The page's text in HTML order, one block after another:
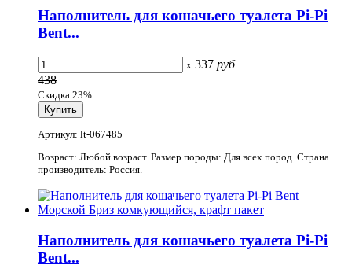
Наполнитель для кошачьего туалета Pi-Pi
Bent...
x 337 руб
438
Скидка 23%
Артикул: lt-067485
Возраст: Любой возраст. Размер породы: Для всех пород. Страна
производитель: Россия.
Наполнитель для кошачьего туалета Pi-Pi
Bent...